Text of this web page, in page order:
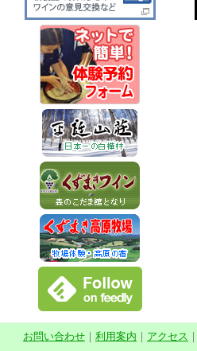
お問い合わせ ｜ 利用案内 ｜ アクセス ｜